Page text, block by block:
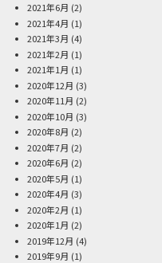
2021年6月 (2)
2021年4月 (1)
2021年3月 (4)
2021年2月 (1)
2021年1月 (1)
2020年12月 (3)
2020年11月 (2)
2020年10月 (3)
2020年8月 (2)
2020年7月 (2)
2020年6月 (2)
2020年5月 (1)
2020年4月 (3)
2020年2月 (1)
2020年1月 (2)
2019年12月 (4)
2019年9月 (1)